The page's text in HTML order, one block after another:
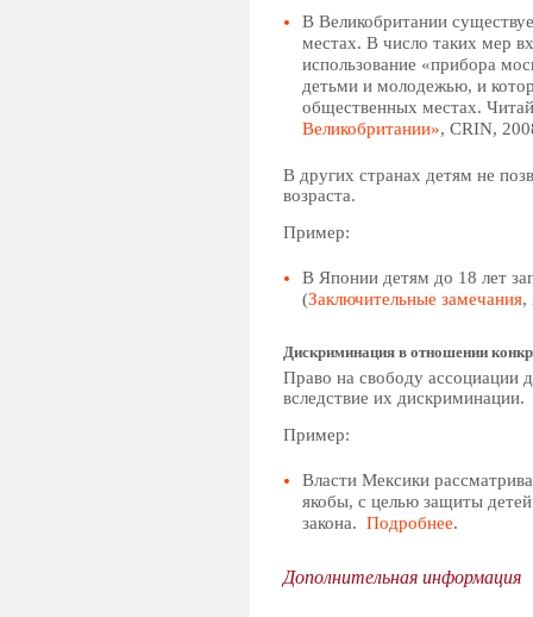
В Великобритании
местах. В число таких мер
использование «прибора
детьми и молодежью, и
общественных местах.
Великобритании», CRIN,
В других странах детям не
возраста.
Пример:
В Японии детям до 18 лет
(Заключительные замечания,
Дискриминация в отношении
Право на свободу ассоциации
вследствие их дискриминации.
Пример:
Власти Мексики
якобы, с целью защиты
закона. Подробнее.
Дополнительная информация